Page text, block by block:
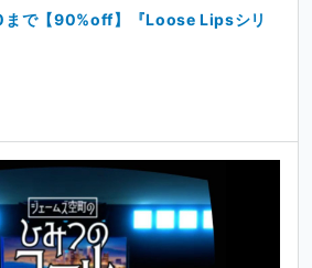
で【90%off】『Loose Lipsシリ